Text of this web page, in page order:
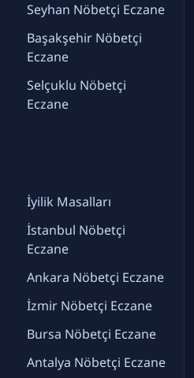
Seyhan Nöbetçi Eczane
Başakşehir Nöbetçi
Eczane
Selçuklu Nöbetçi
Eczane
İyilik Masalları
İstanbul Nöbetçi
Eczane
Ankara Nöbetçi Eczane
İzmir Nöbetçi Eczane
Bursa Nöbetçi Eczane
Antalya Nöbetçi Eczane